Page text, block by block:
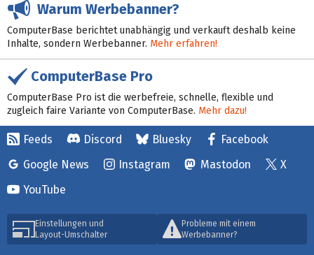
Warum Werbebanner?
ComputerBase berichtet unabhängig und verkauft deshalb keine
Inhalte, sondern Werbebanner. Mehr erfahren!
ComputerBase Pro
ComputerBase Pro ist die werbefreie, schnelle, flexible und
zugleich faire Variante von ComputerBase. Mehr dazu!
Feeds Discord Bluesky
Facebook
Google News
Instagram Mastodon
X
YouTube
Einstellungen und
Layout-Umschalter
Probleme mit einem
Werbebanner?